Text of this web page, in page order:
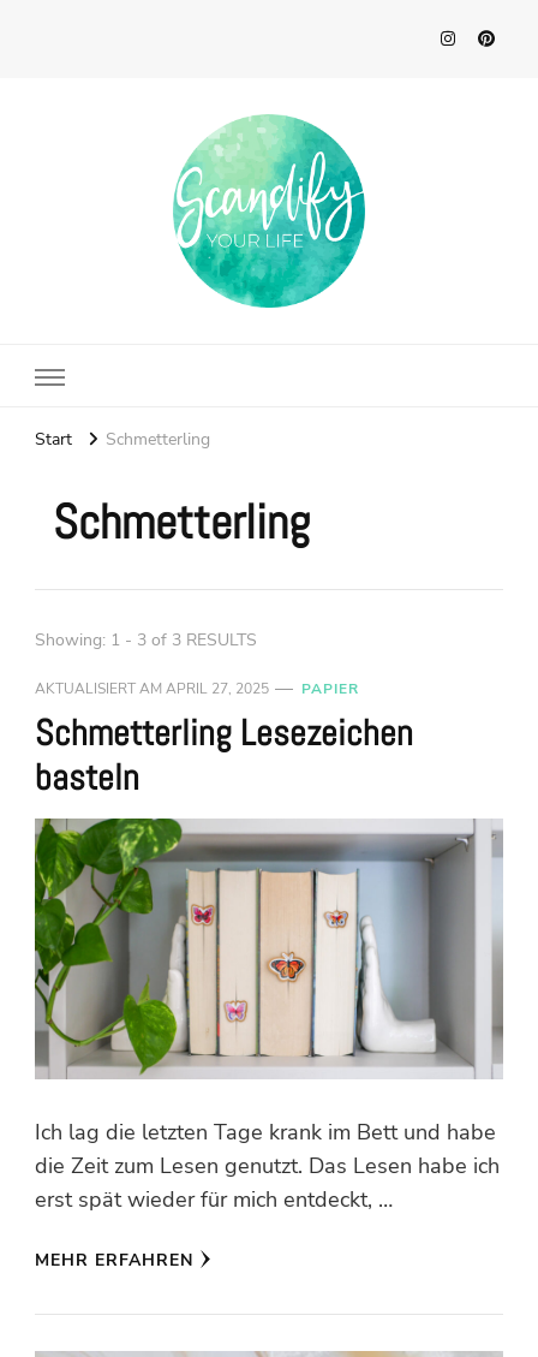
Start Schmetterling
Schmetterling
Showing: 1 - 3 of 3 RESULTS
AKTUALISIERT AM APRIL 27, 2025 PAPIER
Schmetterling Lesezeichen
basteln
Ich lag die letzten Tage krank im Bett und habe
die Zeit zum Lesen genutzt. Das Lesen habe ich
erst spät wieder für mich entdeckt, …
MEHR ERFAHREN